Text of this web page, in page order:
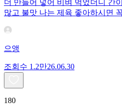
더 만들어 넣어 비벼 먹었더니 간
많고 불맛 나는 제육 좋아하시면
으앵
조회수 1.2만26.06.30
180